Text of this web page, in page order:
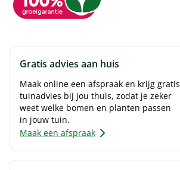
Gratis advies aan huis
Maak online een afspraak en krijg gratis
tuinadvies bij jou thuis, zodat je zeker
weet welke bomen en planten passen
in jouw tuin.
Maak een afspraak